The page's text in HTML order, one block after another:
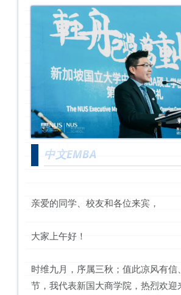
中文EMBA
亲爱的同学、校友和各位来宾 ，
大家上午好！
时维九月，序属三秋；值此凉风有信
节，我代表新国大商学院，热烈欢迎